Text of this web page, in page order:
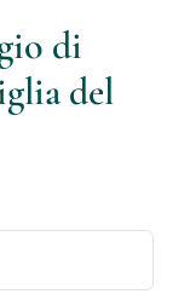
di
del